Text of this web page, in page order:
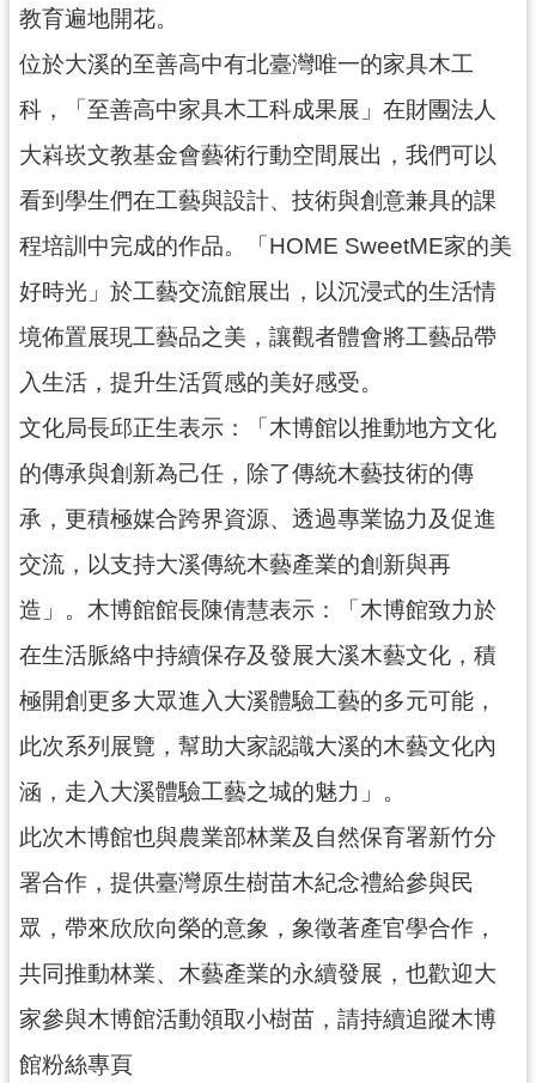
園
地
出
品
與
文
創
品
回
首
頁
網
站
導
政
箱
桃
園
市
政
府
E
n
g
l
i
s
h
隱
私
教育遍地開花。
位於大溪的至善高中有北臺灣唯一的家具木工
科，「至善高中家具木工科成果展」在財團法人
大嵙崁文教基金會藝術行動空間展出，我們可以
看到學生們在工藝與設計、技術與創意兼具的課
程培訓中完成的作品。「HOME SweetME家的美
好時光」於工藝交流館展出，以沉浸式的生活情
境佈置展現工藝品之美，讓觀者體會將工藝品帶
入生活，提升生活質感的美好感受。
文化局長邱正生表示：「木博館以推動地方文化
的傳承與創新為己任，除了傳統木藝技術的傳
承，更積極媒合跨界資源、透過專業協力及促進
交流，以支持大溪傳統木藝產業的創新與再
造」。木博館館長陳倩慧表示：「木博館致力於
在生活脈絡中持續保存及發展大溪木藝文化，積
極開創更多大眾進入大溪體驗工藝的多元可能，
此次系列展覽，幫助大家認識大溪的木藝文化內
涵，走入大溪體驗工藝之城的魅力」。
此次木博館也與農業部林業及自然保育署新竹分
署合作，提供臺灣原生樹苗木紀念禮給參與民
眾，帶來欣欣向榮的意象，象徵著產官學合作，
共同推動林業、木藝產業的永續發展，也歡迎大
家參與木博館活動領取小樹苗，請持續追蹤木博
館粉絲專頁